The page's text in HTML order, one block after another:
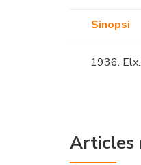
Sinopsi
1936.
Articles